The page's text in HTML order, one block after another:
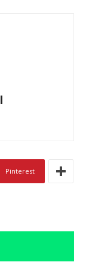
Pinterest